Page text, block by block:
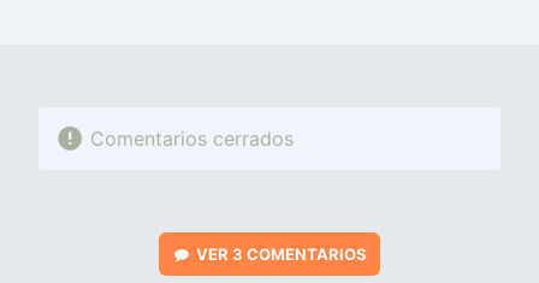
Comentarios cerrados
VER 3 COMENTARIOS